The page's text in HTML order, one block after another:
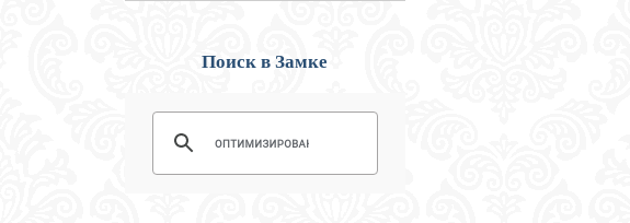
Поиск в Замке